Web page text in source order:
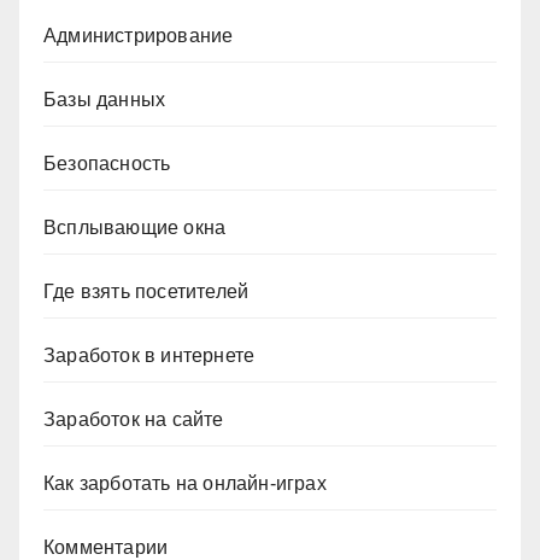
Администрирование
Базы данных
Безопасность
Всплывающие окна
Где взять посетителей
Заработок в интернете
Заработок на сайте
Как зарботать на онлайн-играх
Комментарии